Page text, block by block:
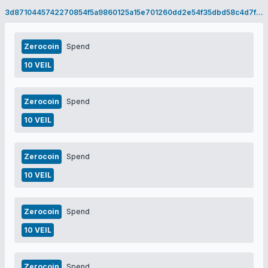
3d8710445742270854f5a9860125a15e701260dd2e54f35dbd58c4d7f74e1a24
Zerocoin Spend
10 VEIL
Zerocoin Spend
10 VEIL
Zerocoin Spend
10 VEIL
Zerocoin Spend
10 VEIL